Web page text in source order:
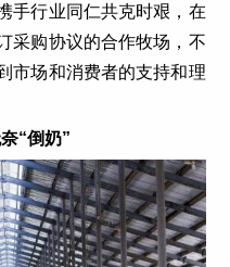
手行业同仁共克时艰，在
采购协议的合作牧场，不
市场和消费者的支持和理
“倒奶”